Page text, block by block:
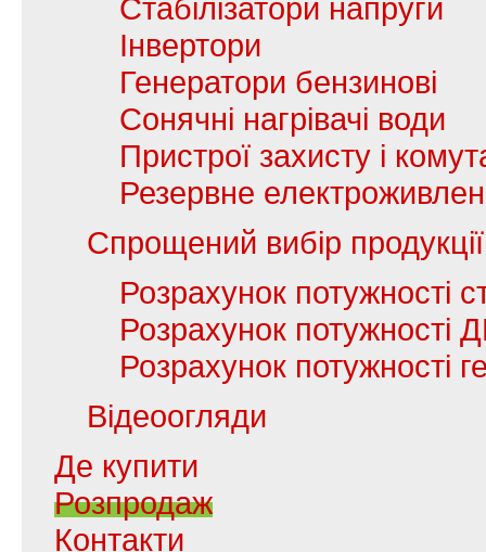
Стабілізатори напруги
Інвертори
Генератори бензинові
Сонячні нагрівачі води
Пристрої захисту і
Резервне
Спрощений вибір продукції
Розрахунок потужності
Розрахунок потужності
Розрахунок потужності
Відеоогляди
Де купити
Розпродаж
Контакти